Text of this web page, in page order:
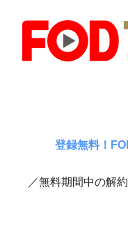
登録無料！
／無料期間中の解